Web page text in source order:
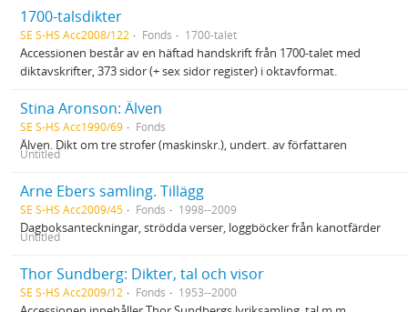
1700-talsdikter
SE S-HS Acc2008/122 Fonds 1700-talet
Accessionen består av en häftad handskrift från 1700-talet med
diktavskrifter, 373 sidor (+ sex sidor register) i oktavformat.
Stina Aronson: Älven
SE S-HS Acc1990/69 Fonds
Älven. Dikt om tre strofer (maskinskr.), undert. av författaren
Untitled
Arne Ebers samling. Tillägg
SE S-HS Acc2009/45 Fonds 1998--2009
Dagboksanteckningar, strödda verser, loggböcker från kanotfärder
Untitled
Thor Sundberg: Dikter, tal och visor
SE S-HS Acc2009/12 Fonds 1953--2000